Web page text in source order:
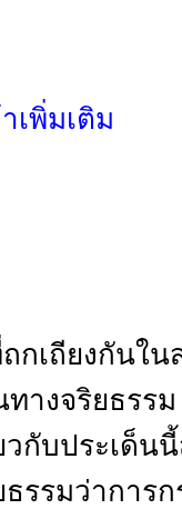
เพิ่มเติม
กเถียงกันใ
างจริยธรรม
กับประเด็น
รรมว่าการ